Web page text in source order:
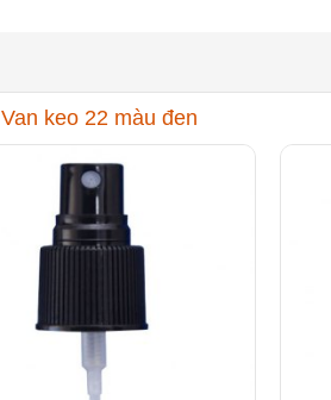
Van keo 22 màu đen